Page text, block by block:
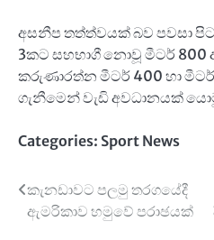
අසනීප තත්ත්වයක් බව පවසා
3කට සහභාගී නොවූ මීටර් 800
කරුණාරත්න මීටර් 400 හා
ගැනීමෙන් වැඩි අවධානයක්
Categories: Sport News
Post
navigation
කැනඩාවට පලමු තරගයේදී
ඇමරිකාව හමුවේ පරාඡයක්